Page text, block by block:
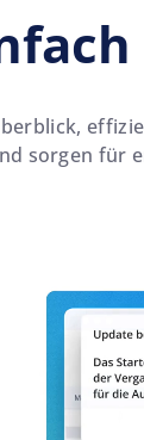
sorgen für